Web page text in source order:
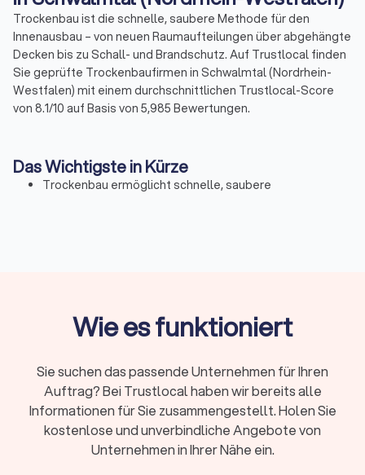
Trockenbau ist die schnelle, saubere Methode für den
Innenausbau – von neuen Raumaufteilungen über abgehängte
Decken bis zu Schall- und Brandschutz. Auf Trustlocal finden
Sie geprüfte Trockenbaufirmen in Schwalmtal (Nordrhein-
Westfalen) mit einem durchschnittlichen Trustlocal-Score
von 8.1/10 auf Basis von 5,985 Bewertungen.
Das Wichtigste in Kürze
Trockenbau ermöglicht schnelle, saubere
Systeme mit Akustik oder Brandschutz bei bis zu 120 €
pro m².
Schwalmtal (Nordrhein-Westfalen) mit einem Score von
8.1/10 aus 5,985 Bewertungen und können bis zu vier
Angebote vergleichen.
Wie es funktioniert
Sie suchen das passende Unternehmen für Ihren
Auftrag? Bei Trustlocal haben wir bereits alle
Informationen für Sie zusammengestellt. Holen Sie
kostenlose und unverbindliche Angebote von
Unternehmen in Ihrer Nähe ein.